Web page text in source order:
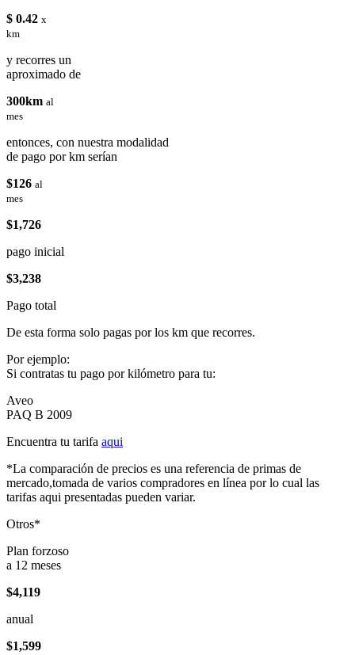
$ 0.42 x
km
y recorres un
aproximado de
300km al
mes
entonces, con nuestra modalidad
de pago por km serían
$126 al
mes
$1,726
pago inicial
$3,238
Pago total
De esta forma solo pagas por los km que recorres.
Por ejemplo:
Si contratas tu pago por kilómetro para tu:
Aveo
PAQ B 2009
Encuentra tu tarifa aqui
*La comparación de precios es una referencia de primas de
mercado,tomada de varios compradores en línea por lo cual las
tarifas aqui presentadas pueden variar.
Otros*
Plan forzoso
a 12 meses
$4,119
anual
$1,599